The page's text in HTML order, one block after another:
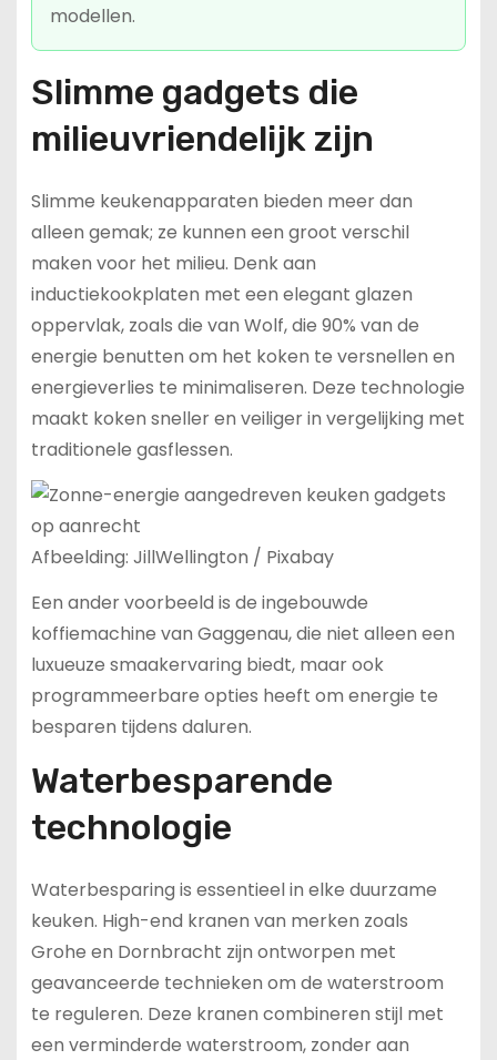
modellen.
Slimme gadgets die
milieuvriendelijk zijn
Slimme keukenapparaten bieden meer dan
alleen gemak; ze kunnen een groot verschil
maken voor het milieu. Denk aan
inductiekookplaten met een elegant glazen
oppervlak, zoals die van Wolf, die 90% van de
energie benutten om het koken te versnellen en
energieverlies te minimaliseren. Deze technologie
maakt koken sneller en veiliger in vergelijking met
traditionele gasflessen.
Afbeelding: JillWellington / Pixabay
Een ander voorbeeld is de ingebouwde
koffiemachine van Gaggenau, die niet alleen een
luxueuze smaakervaring biedt, maar ook
programmeerbare opties heeft om energie te
besparen tijdens daluren.
Waterbesparende
technologie
Waterbesparing is essentieel in elke duurzame
keuken. High-end kranen van merken zoals
Grohe en Dornbracht zijn ontworpen met
geavanceerde technieken om de waterstroom
te reguleren. Deze kranen combineren stijl met
een verminderde waterstroom, zonder aan